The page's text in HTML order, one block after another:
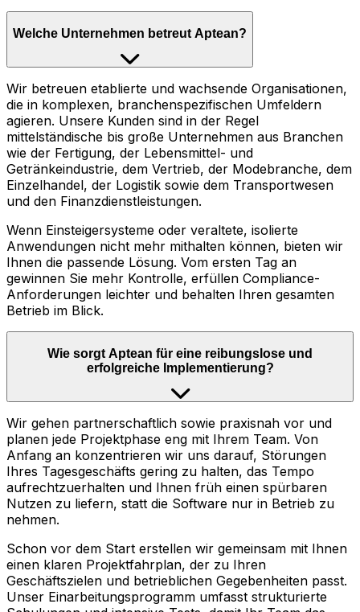
Welche Unternehmen betreut Aptean?
Wir betreuen etablierte und wachsende Organisationen,
die in komplexen, branchenspezifischen Umfeldern
agieren. Unsere Kunden sind in der Regel
mittelständische bis große Unternehmen aus Branchen
wie der Fertigung, der Lebensmittel- und
Getränkeindustrie, dem Vertrieb, der Modebranche, dem
Einzelhandel, der Logistik sowie dem Transportwesen
und den Finanzdienstleistungen.
Wenn Einsteigersysteme oder veraltete, isolierte
Anwendungen nicht mehr mithalten können, bieten wir
Ihnen die passende Lösung. Vom ersten Tag an
gewinnen Sie mehr Kontrolle, erfüllen Compliance-
Anforderungen leichter und behalten Ihren gesamten
Betrieb im Blick.
Wie sorgt Aptean für eine reibungslose und
erfolgreiche Implementierung?
Wir gehen partnerschaftlich sowie praxisnah vor und
planen jede Projektphase eng mit Ihrem Team. Von
Anfang an konzentrieren wir uns darauf, Störungen
Ihres Tagesgeschäfts gering zu halten, das Tempo
aufrechtzuerhalten und Ihnen früh einen spürbaren
Nutzen zu liefern, statt die Software nur in Betrieb zu
nehmen.
Schon vor dem Start erstellen wir gemeinsam mit Ihnen
einen klaren Projektfahrplan, der zu Ihren
Geschäftszielen und betrieblichen Gegebenheiten passt.
Unser Einarbeitungsprogramm umfasst strukturierte